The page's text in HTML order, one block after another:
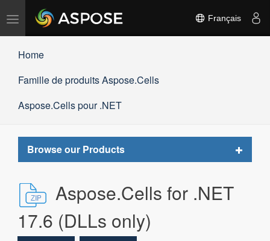
Basculer
Français
Home
Famille de produits Aspose.Cells
Aspose.Cells pour .NET
Browse our Products
Toggle
Aspose.Cells for .NET
17.6 (DLLs only)